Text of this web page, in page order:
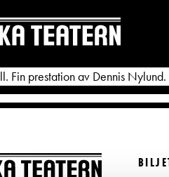
& BILJETTER DITT
Fin prestation av Dennis